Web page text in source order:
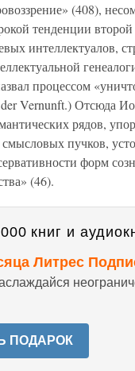
(408),
тенденции
интеллектуалов,
процессом
Vernunft.) Отсюда
рядов,
пучков,
форм
(46).
книг и
Литрес
ПОДАРОК